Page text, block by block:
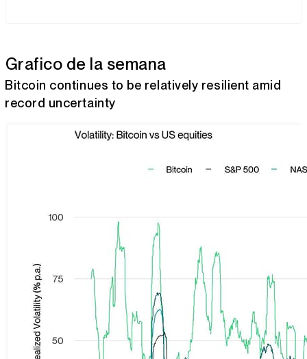
Grafico de la semana
Bitcoin continues to be relatively resilient amid
record uncertainty